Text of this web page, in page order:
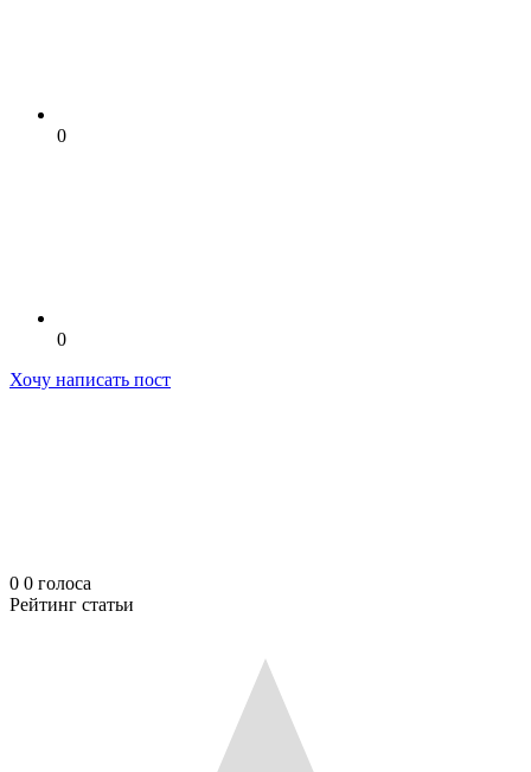
0
0
Хочу написать пост
0 0 голоса
Рейтинг статьи